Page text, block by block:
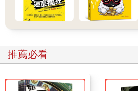
一位悍匪經過周密的計畫，綁架了首富
億元贖回了兒子。整個過程驚心動魄、
綁匪問首富：「你為什麼這麼冷靜？」
首富回答：「因為這次是我錯了。我們
是一點兒防備都沒有，比如我去打球，
在路上，幾部車就可以把我圍下來，而
推薦必看